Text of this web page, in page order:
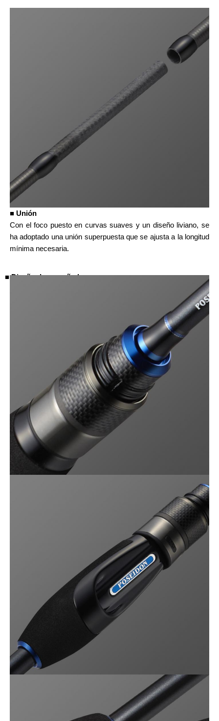
■ Unión
Con el foco puesto en curvas suaves y un diseño liviano, se
ha adoptado una unión superpuesta que se ajusta a la longitud
mínima necesaria.
■ Diseño de empuñadura